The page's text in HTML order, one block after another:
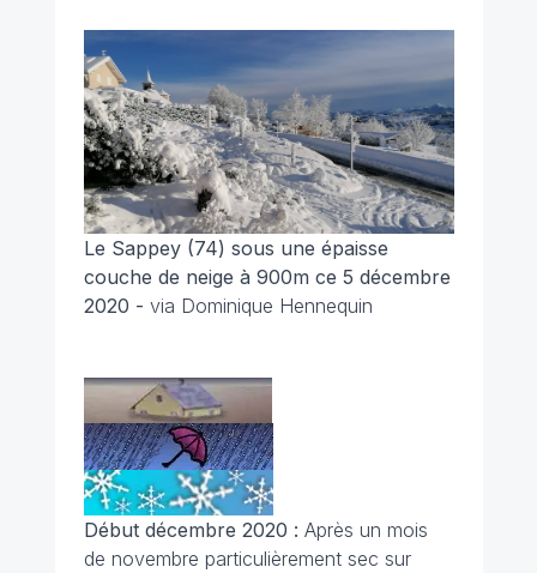
Le Sappey (74) sous une épaisse
couche de neige à 900m ce 5 décembre
2020 - via Dominique Hennequin
Début décembre 2020 : Après un mois
de novembre particulièrement sec sur